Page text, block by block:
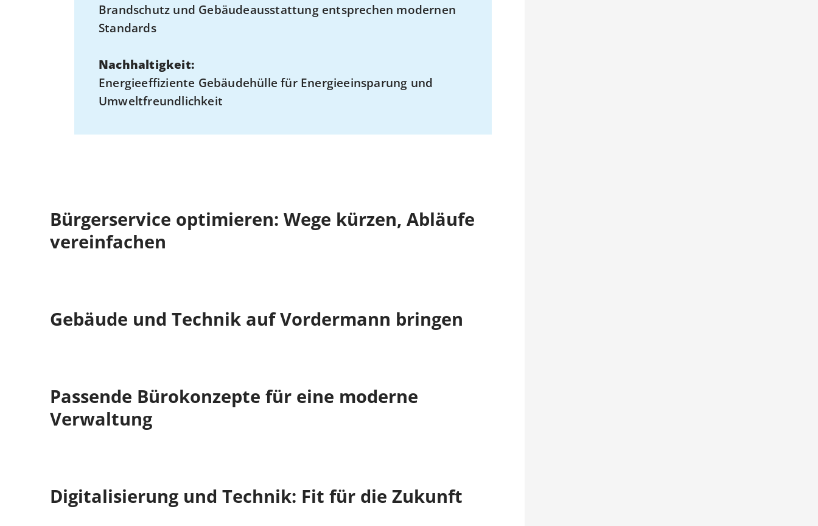
Brandschutz und Gebäudeausstattung entsprechen modernen
Standards
Nachhaltigkeit:
Energieeffiziente Gebäudehülle für Energieeinsparung und
Umweltfreundlichkeit
Bürgerservice optimieren: Wege kürzen, Abläufe
vereinfachen
Gebäude und Technik auf Vordermann bringen
Passende Bürokonzepte für eine moderne
Verwaltung
Digitalisierung und Technik: Fit für die Zukunft